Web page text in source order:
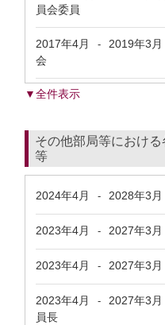
員会委員
2017年4月 - 2019年3月
会
▼全件表示
その他部局等におけ
等
2024年4月 - 2028年3月
2023年4月 - 2027年3月
2023年4月 - 2027年3月
2023年4月 - 2027年3月
員長